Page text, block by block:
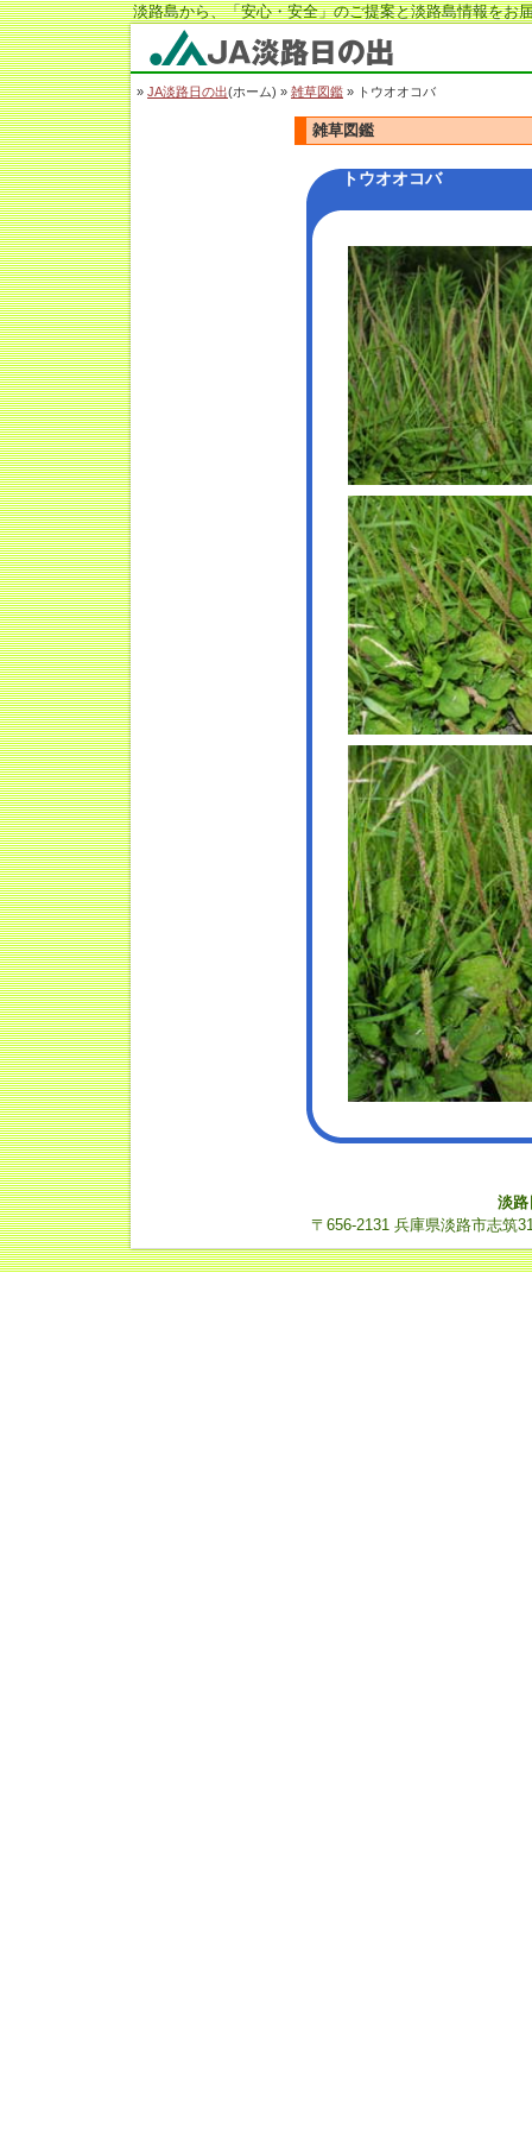
淡路島から、「安心・安全」のご提案と淡路島情報をお
JA淡路日の出
» JA淡路日の出(ホーム) » 雑草図鑑 » トウオオコバ
雑草図鑑
トウオオコバ
淡路
〒656-2131 兵庫県淡路市志筑